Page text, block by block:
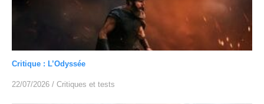
Critique : L’Odyssée
22/07/2026 / Critiques et tests